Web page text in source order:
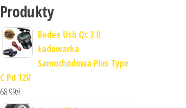
Produkty
Bedee Usb Qc 3 0
Ładowarka
Samochodowa Plus Type
C Pd 12V
68.99zł